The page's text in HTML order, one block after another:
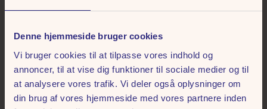
Denne hjemmeside bruger cookies
Vi bruger cookies til at tilpasse vores indhold og
annoncer, til at vise dig funktioner til sociale medier og til
at analysere vores trafik. Vi deler også oplysninger om
din brug af vores hjemmeside med vores partnere inden
Tivoli-menu